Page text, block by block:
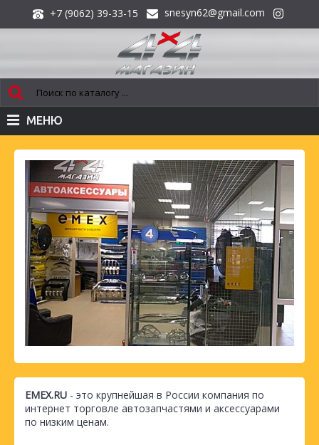
+7 (9062) 39-33-15 snesyn62@gmail.com
МЕНЮ
EMEX.RU - это крупнейшая в России компания по
интернет торговле автозапчастями и аксессуарами
по низким ценам.